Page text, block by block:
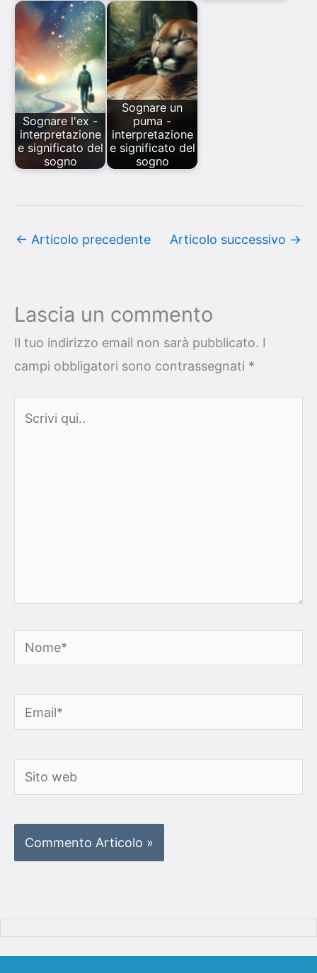
Sognare l'ex -
interpretazione
e significato del
sogno
Sognare un
puma -
interpretazione
e significato del
sogno
← Articolo precedente Articolo successivo →
Lascia un commento
Il tuo indirizzo email non sarà pubblicato. I
campi obbligatori sono contrassegnati *
Nome*
Email*
Sito
web